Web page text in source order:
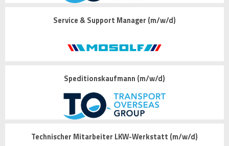
Service & Support Manager (m/w/d)
Speditionskaufmann (m/w/d)
Technischer Mitarbeiter LKW-Werkstatt (m/w/d)